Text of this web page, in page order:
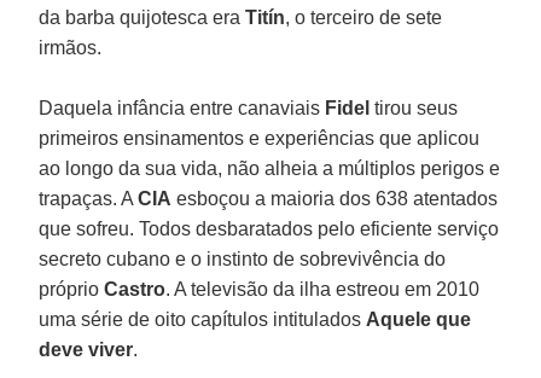
da barba quijotesca eraTitín, o terceiro de sete
irmãos.
Daquela infância entre canaviais Fidel tirou seus
primeiros ensinamentos e experiências que aplicou
ao longo da sua vida, não alheia a múltiplos perigos e
trapaças. ACIA esboçou a maioria dos 638 atentados
que sofreu. Todos desbaratados pelo eficiente serviço
secreto cubano e o instinto de sobrevivência do
próprioCastro. A televisão da ilha estreou em 2010
uma série de oito capítulos intitulados Aquele que
deve viver.